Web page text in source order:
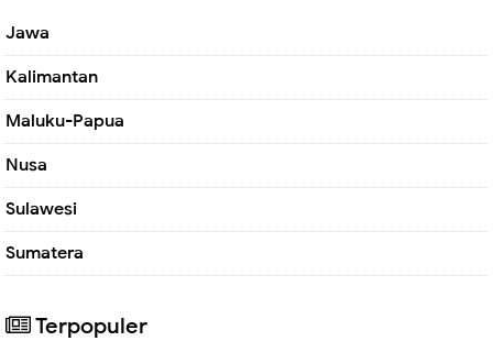
Jawa
Kalimantan
Maluku-Papua
Nusa
Sulawesi
Sumatera
Terpopuler